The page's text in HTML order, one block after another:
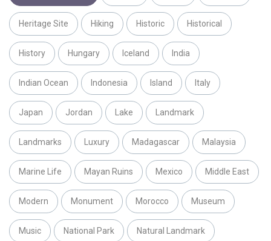
Heritage Site Hiking Historic Historical
History Hungary Iceland India
Indian Ocean Indonesia Island Italy
Japan Jordan Lake Landmark
Landmarks Luxury Madagascar Malaysia
Marine Life Mayan Ruins Mexico Middle East
Modern Monument Morocco Museum
Music National Park Natural Landmark